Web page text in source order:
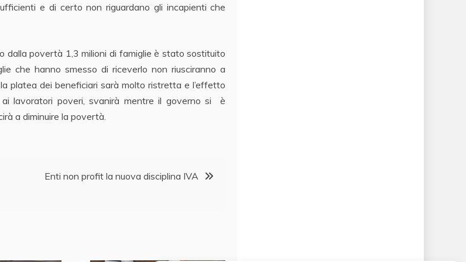
e di certo non riguardano gli incapienti che
povertà 1,3 milioni di famiglie è stato sostituito
che hanno smesso di riceverlo non riusciranno a
platea dei beneficiari sarà molto ristretta e l’effetto
lavoratori poveri, svanirà mentre il governo si è
a diminuire la povertà.
Enti non profit la nuova disciplina IVA